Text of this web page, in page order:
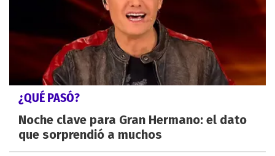
¿QUÉ PASÓ?
Noche clave para Gran Hermano: el dato
que sorprendió a muchos